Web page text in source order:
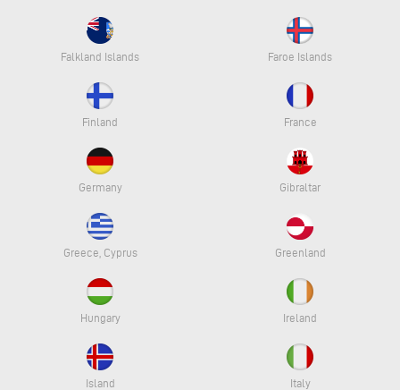
Falkland Islands Faroe Islands
Finland France
Germany Gibraltar
Greece, Cyprus Greenland
Hungary Ireland
Island Italy